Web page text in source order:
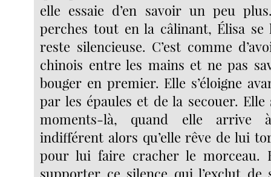
elle essaie d’en savoir un peu
perches tout en la câlinant, Élisa se
reste silencieuse. C’est comme
chinois entre les mains et ne pas
bouger en premier. Elle s’éloigne
par les épaules et de la secouer. Elle
moments-là, quand elle arrive
indifférent alors qu’elle rêve de lui
pour lui faire cracher le morceau.
supporter ce silence qui l’exclut de